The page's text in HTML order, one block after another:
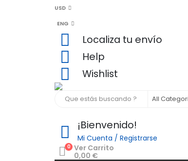
USD
ENG
Localiza tu envío
Help
Wishlist
¡Bienvenido!
Mi Cuenta / Registrarse
0 Ver Carrito
0,00 €